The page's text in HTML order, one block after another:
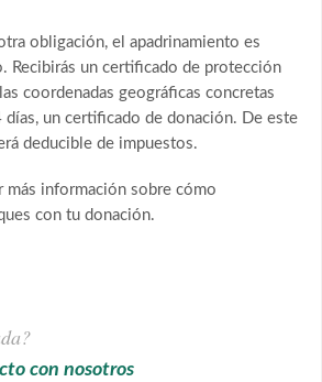
obligación, el apadrinamiento es
Recibirás un certificado de protección
coordenadas geográficas concretas
un certificado de donación. De este
deducible de impuestos.
más información sobre cómo
con tu donación.
con nosotros